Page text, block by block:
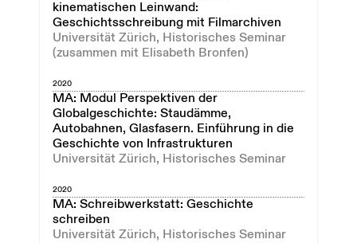
kinematischen Leinwand:
Geschichtsschreibung mit Filmarchiven
Universität Zürich, Historisches Seminar
(zusammen mit Elisabeth Bronfen)
2020
MA: Modul Perspektiven der
Globalgeschichte: Staudämme,
Autobahnen, Glasfasern. Einführung in die
Geschichte von Infrastrukturen
Universität Zürich, Historisches Seminar
2020
MA: Schreibwerkstatt: Geschichte
schreiben
Universität Zürich, Historisches Seminar